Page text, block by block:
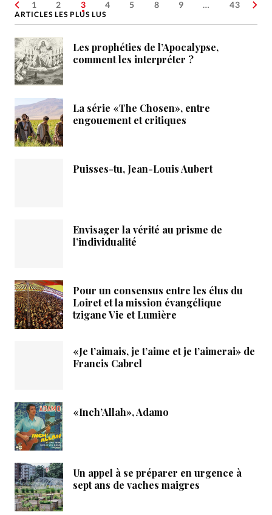
1 2 3 4 5 8 9 … 43
ARTICLES LES PLUS LUS
Les prophéties de l’Apocalypse,
comment les interpréter ?
La série «The Chosen», entre
engouement et critiques
Puisses-tu, Jean-Louis Aubert
Envisager la vérité au prisme de
l’individualité
Pour un consensus entre les élus du
Loiret et la mission évangélique
tzigane Vie et Lumière
«Je t’aimais, je t’aime et je t’aimerai» de
Francis Cabrel
«Inch’Allah», Adamo
Un appel à se préparer en urgence à
sept ans de vaches maigres